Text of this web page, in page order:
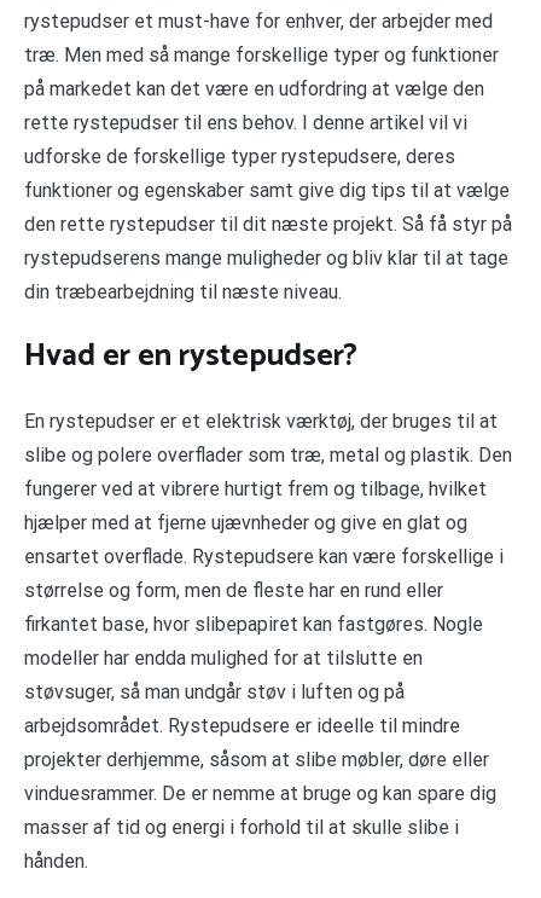
rystepudser et must-have for enhver, der arbejder med
træ. Men med så mange forskellige typer og funktioner
på markedet kan det være en udfordring at vælge den
rette rystepudser til ens behov. I denne artikel vil vi
udforske de forskellige typer rystepudsere, deres
funktioner og egenskaber samt give dig tips til at vælge
den rette rystepudser til dit næste projekt. Så få styr på
rystepudserens mange muligheder og bliv klar til at tage
din træbearbejdning til næste niveau.
Hvad er en rystepudser?
En rystepudser er et elektrisk værktøj, der bruges til at
slibe og polere overflader som træ, metal og plastik. Den
fungerer ved at vibrere hurtigt frem og tilbage, hvilket
hjælper med at fjerne ujævnheder og give en glat og
ensartet overflade. Rystepudsere kan være forskellige i
størrelse og form, men de fleste har en rund eller
firkantet base, hvor slibepapiret kan fastgøres. Nogle
modeller har endda mulighed for at tilslutte en
støvsuger, så man undgår støv i luften og på
arbejdsområdet. Rystepudsere er ideelle til mindre
projekter derhjemme, såsom at slibe møbler, døre eller
vinduesrammer. De er nemme at bruge og kan spare dig
masser af tid og energi i forhold til at skulle slibe i
hånden.